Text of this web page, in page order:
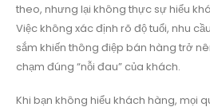
theo, nhưng lại không thực sự hiểu
Việc không xác định rõ độ tuổi, nhu
sắm khiến thông điệp bán hàng trở
chạm đúng “nỗi đau” của khách.
Khi bạn không hiểu khách hàng, mọi